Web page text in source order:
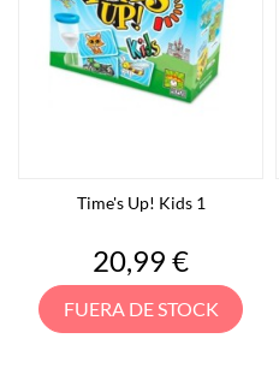
Time's Up! Kids 1
Precio
20,99 €
FUERA DE STOCK